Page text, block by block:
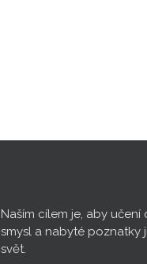
Naším cílem je, aby
smysl a nabyté
svět.